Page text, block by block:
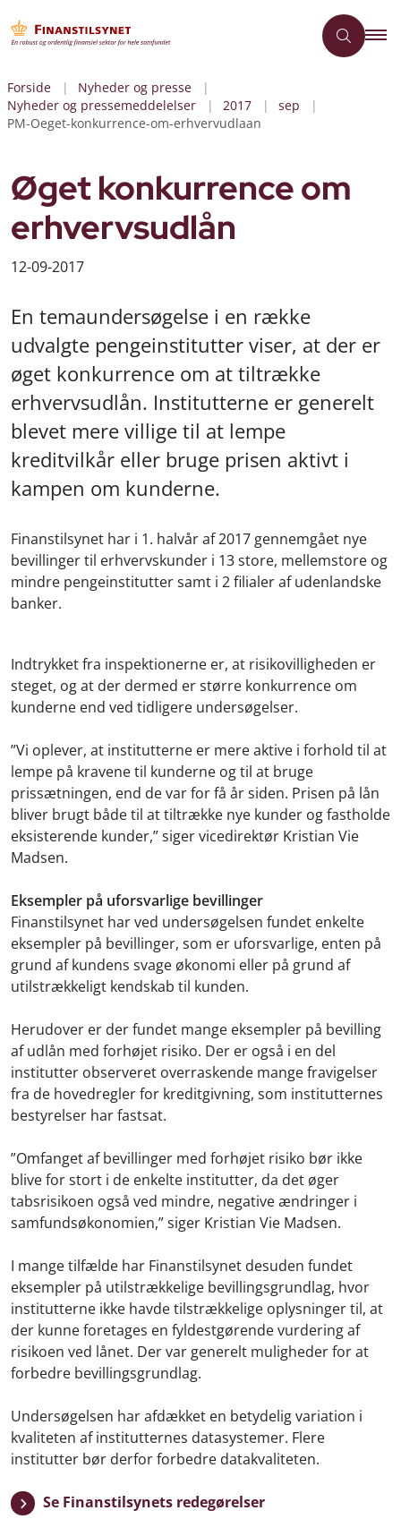
Forside
Nyheder og presse
Nyheder og pressemeddelelser
2017
sep
PM-Oeget-konkurrence-om-erhvervudlaan
Øget konkurrence om
erhvervsudlån
12-09-2017
En temaundersøgelse i en række
udvalgte pengeinstitutter viser, at der er
øget konkurrence om at tiltrække
erhvervsudlån. Institutterne er generelt
blevet mere villige til at lempe
kreditvilkår eller bruge prisen aktivt i
kampen om kunderne.
Finanstilsynet har i 1. halvår af 2017 gennemgået nye
bevillinger til erhvervskunder i 13 store, mellemstore og
mindre pengeinstitutter samt i 2 filialer af udenlandske
banker.
Indtrykket fra inspektionerne er, at risikovilligheden er
steget, og at der dermed er større konkurrence om
kunderne end ved tidligere undersøgelser.
”Vi oplever, at institutterne er mere aktive i forhold til at
lempe på kravene til kunderne og til at bruge
prissætningen, end de var for få år siden. Prisen på lån
bliver brugt både til at tiltrække nye kunder og fastholde
eksisterende kunder,” siger vicedirektør Kristian Vie
Madsen.
Eksempler på uforsvarlige bevillinger
Finanstilsynet har ved undersøgelsen fundet enkelte
eksempler på bevillinger, som er uforsvarlige, enten på
grund af kundens svage økonomi eller på grund af
utilstrækkeligt kendskab til kunden.
Herudover er der fundet mange eksempler på bevilling
af udlån med forhøjet risiko. Der er også i en del
institutter observeret overraskende mange fravigelser
fra de hovedregler for kreditgivning, som institutternes
bestyrelser har fastsat.
”Omfanget af bevillinger med forhøjet risiko bør ikke
blive for stort i de enkelte institutter, da det øger
tabsrisikoen også ved mindre, negative ændringer i
samfundsøkonomien,” siger Kristian Vie Madsen.
I mange tilfælde har Finanstilsynet desuden fundet
eksempler på utilstrækkelige bevillingsgrundlag, hvor
institutterne ikke havde tilstrækkelige oplysninger til, at
der kunne foretages en fyldestgørende vurdering af
risikoen ved lånet. Der var generelt muligheder for at
forbedre bevillingsgrundlag.
Undersøgelsen har afdækket en betydelig variation i
kvaliteten af institutternes datasystemer. Flere
institutter bør derfor forbedre datakvaliteten.
Se Finanstilsynets redegørelser